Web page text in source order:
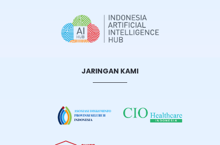
JARINGAN KAMI